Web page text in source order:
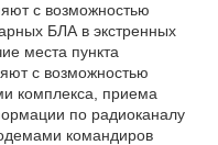
с возможностью
БЛА в экстренных
места пункта
с возможностью
комплекса, приема
по радиоканалу
командиров